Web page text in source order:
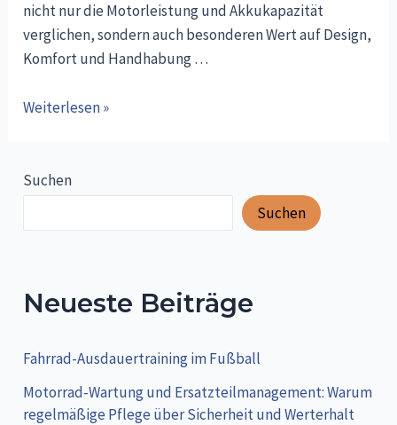
nicht nur die Motorleistung und Akkukapazität
verglichen, sondern auch besonderen Wert auf Design,
Komfort und Handhabung …
City
Damen
Test
/
Weiterlesen »
Suchen
Suchen
Neueste Beiträge
Fahrrad-Ausdauertraining im Fußball
Motorrad-Wartung und Ersatzteilmanagement: Warum
regelmäßige Pflege über Sicherheit und Werterhalt